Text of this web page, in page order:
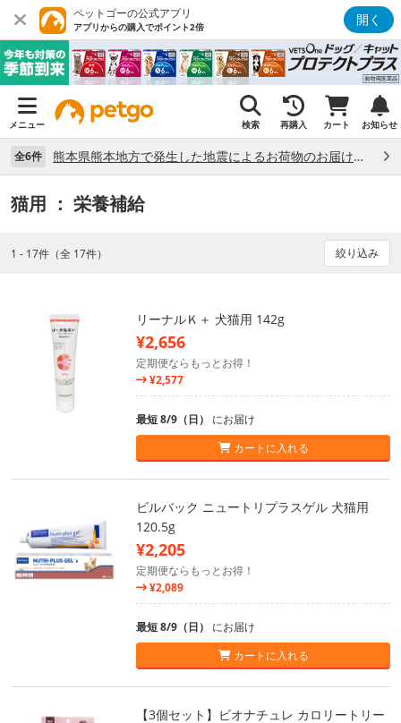
ペットゴーの公式アプリ
アプリからの購入でポイント2倍 開く
メニュー 検索 再購入 カート お知らせ
全6件 熊本県熊本地方で発生した地震によるお荷物のお届け状況について （7/28）
猫用 ： 栄養補給
1 - 17件（全 17件） 絞り込み
リーナルＫ＋ 犬猫用 142g
¥2,656
定期便ならもっとお得！
¥2,577
最短 8/9（日） にお届け
カートに入れる
ビルバック ニュートリプラスゲル 犬猫用
120.5g
¥2,205
定期便ならもっとお得！
¥2,089
最短 8/9（日） にお届け
カートに入れる
【3個セット】ビオナチュレ カロリートリー